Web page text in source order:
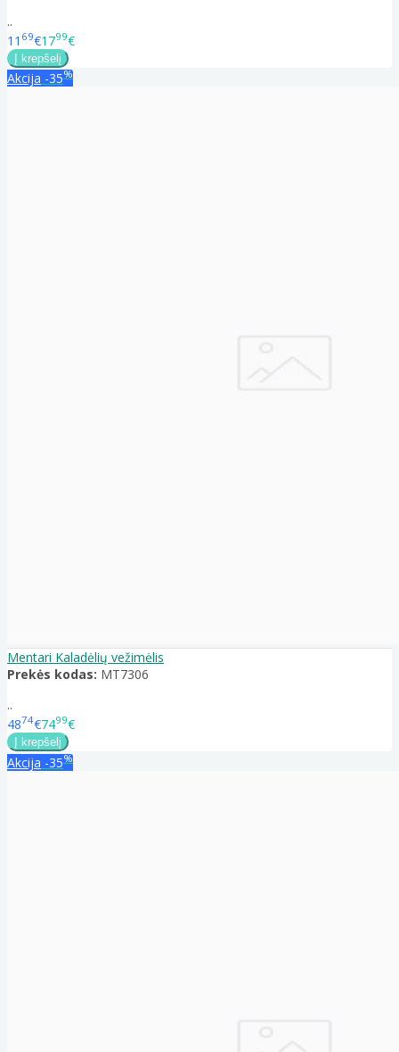
..
11 69€1799€
Akcija -35%
Mentari Kaladėlių vežimėlis
Prekės kodas: MT7306
..
4874€7499€
Akcija -35%